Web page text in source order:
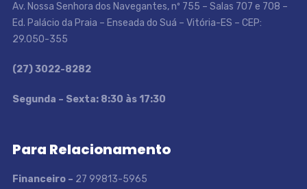
Av. Nossa Senhora dos Navegantes, nº 755 – Salas 707 e 708 –
Ed. Palácio da Praia – Enseada do Suá – Vitória-ES – CEP:
29.050-355
(27) 3022-8282
Segunda – Sexta: 8:30 às 17:30
Para Relacionamento
Financeiro – 27 99813-5965